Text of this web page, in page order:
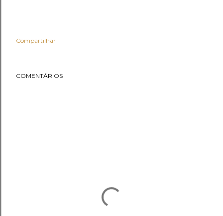
Compartilhar
COMENTÁRIOS